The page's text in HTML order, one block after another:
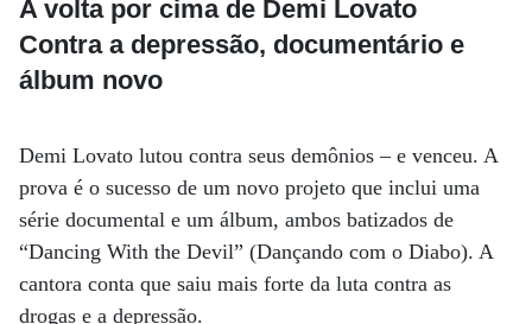
A volta por cima de Demi Lovato
Contra a depressão, documentário e
álbum novo
Demi Lovato lutou contra seus demônios – e venceu. A
prova é o sucesso de um novo projeto que inclui uma
série documental e um álbum, ambos batizados de
“Dancing With the Devil” (Dançando com o Diabo). A
cantora conta que saiu mais forte da luta contra as
drogas e a depressão.